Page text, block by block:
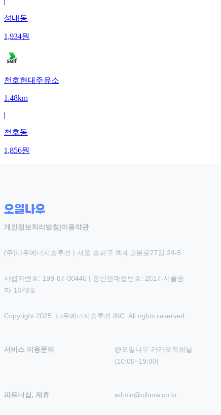
성내동
1,934원
천호현대주유소
1.48km
|
천호동
1,856원
개인정보처리방침 |이용약관
(주)나우에너지솔루션 | 서울 송파구 백제고분로27길 24-5
사업자번호: 199-87-00446 | 통신판매업번호: 2017-서울송
파-1678호
Copyright 2025. 나우에너지솔루션 INC. All rights reserved.
서비스 이용문의
@오일나우 카카오톡채널
(10:00~19:00)
파트너십, 제휴 admin@oilnow.co.kr